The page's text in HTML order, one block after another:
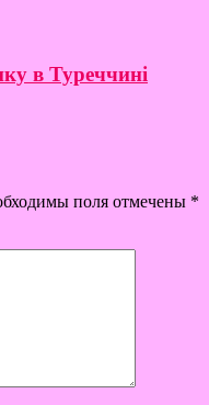
в Туреччині
поля отмечены *